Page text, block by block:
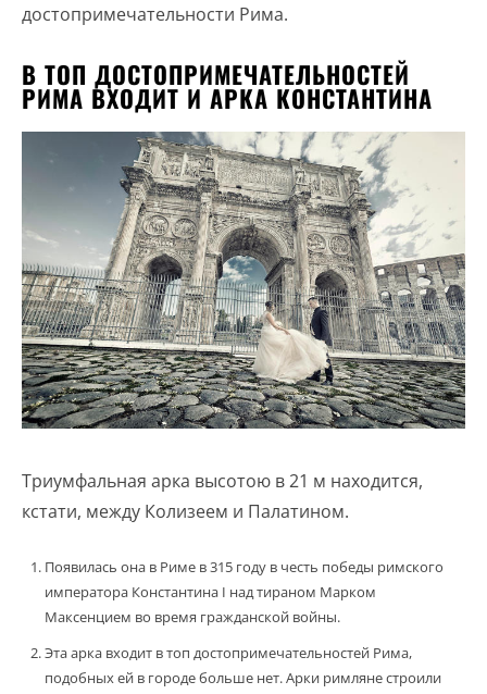
достопримечательности Рима.
В ТОП ДОСТОПРИМЕЧАТЕЛЬНОСТЕЙ
РИМА ВХОДИТ И АРКА КОНСТАНТИНА
Триумфальная арка высотою в 21 м находится,
кстати, между Колизеем и Палатином.
Появилась она в Риме в 315 году в честь победы римского
императора Константина I над тираном Марком
Максенцием во время гражданской войны.
Эта арка входит в топ достопримечательностей Рима,
подобных ей в городе больше нет. Арки римляне строили